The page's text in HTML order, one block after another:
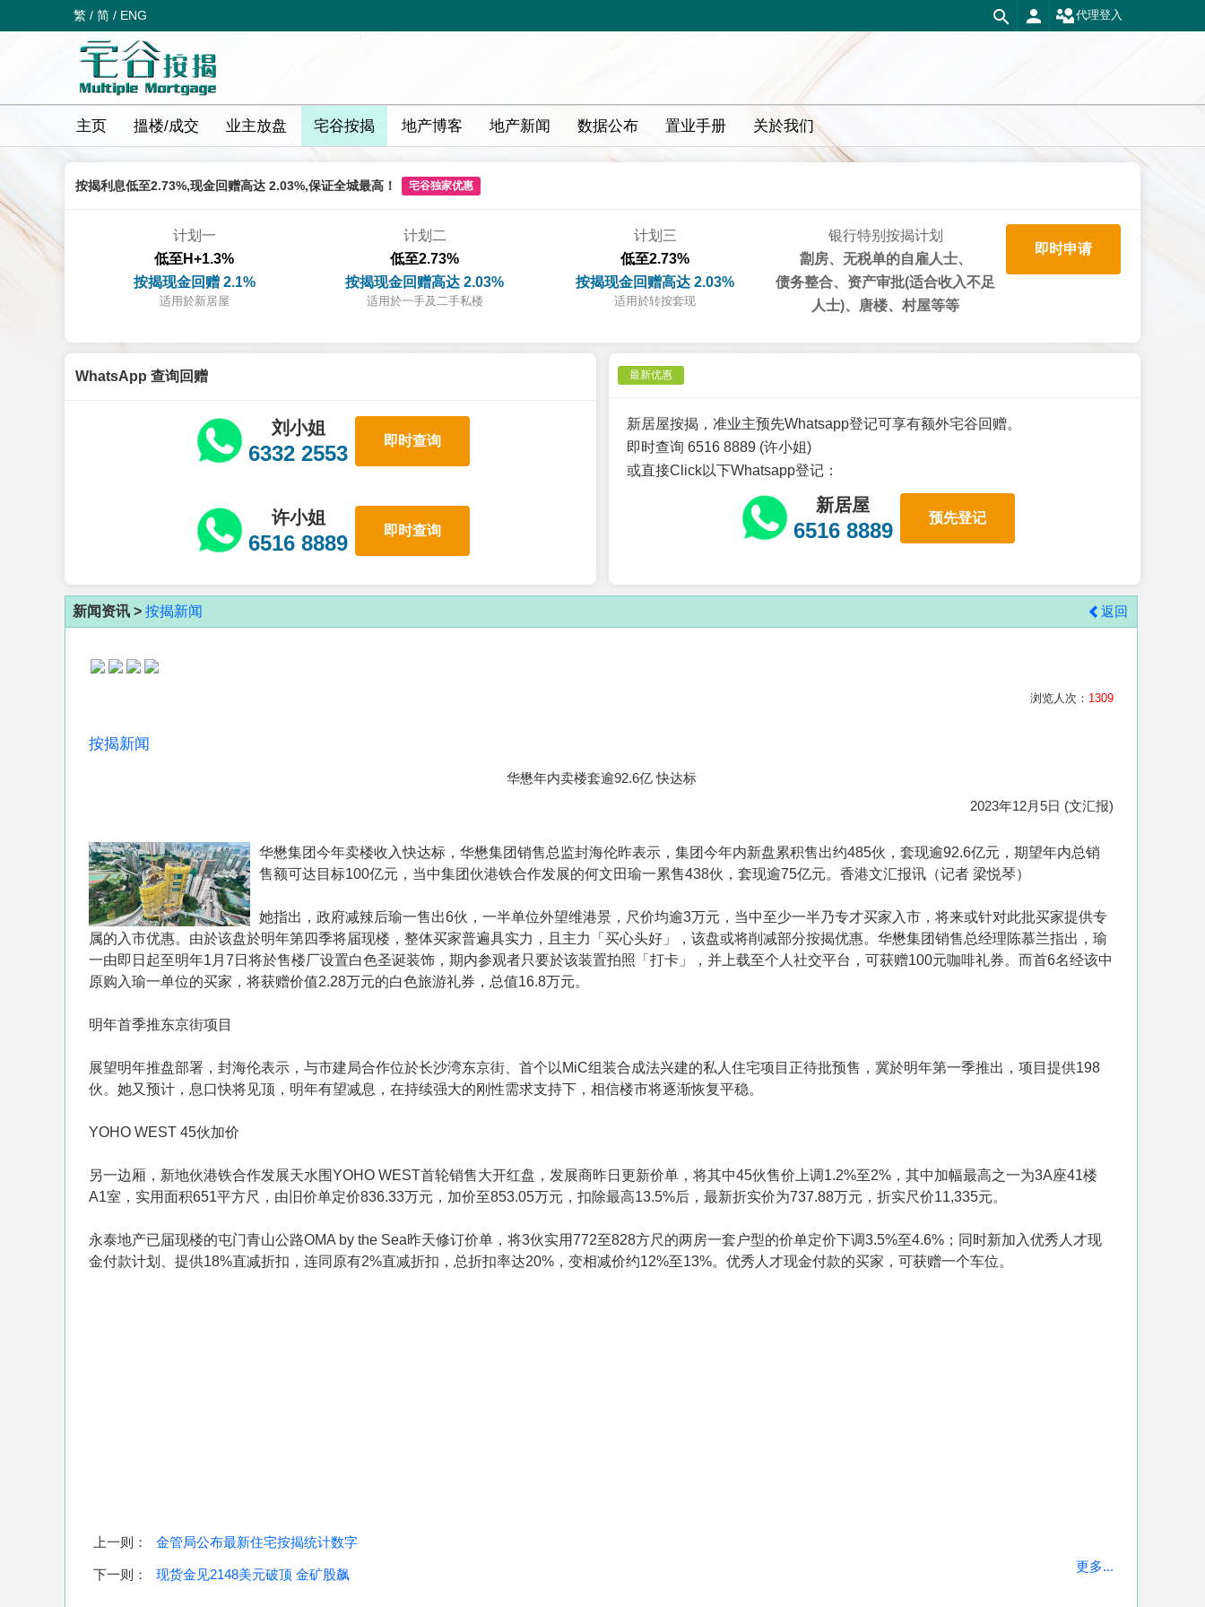
繁 / 简 / ENG 代理登入
主页 搵楼/成交 业主放盘 宅谷按揭 地产博客 地产新闻 数据公布 置业手册 关於我们
按揭利息低至2.73%,现金回赠高达 2.03%,保证全城最高！ 宅谷独家优惠
计划一
低至H+1.3%
按揭现金回赠 2.1%
适用於新居屋
计划二
低至2.73%
按揭现金回赠高达 2.03%
适用於一手及二手私楼
计划三
低至2.73%
按揭现金回赠高达 2.03%
适用於转按套现
银行特别按揭计划
劏房、无税单的自雇人士、
债务整合、资产审批(适合收入不足
人士)、唐楼、村屋等等
即时申请
WhatsApp 查询回赠
刘小姐
6332 2553
即时查询
许小姐
6516 8889
即时查询
最新优惠
新居屋按揭，准业主预先Whatsapp登记可享有额外宅谷回赠。
即时查询 6516 8889 (许小姐)
或直接Click以下Whatsapp登记：
新居屋
6516 8889
预先登记
新闻资讯 > 按揭新闻 返回
浏览人次： 1309
按揭新闻
华懋年内卖楼套逾92.6亿 快达标
2023年12月5日 (文汇报)
华懋集团今年卖楼收入快达标，华懋集团销售总监封海伦昨表示，集团今年内新盘累积售出约485伙，套现逾92.6亿元，期望年内总销
售额可达目标100亿元，当中集团伙港铁合作发展的何文田瑜一累售438伙，套现逾75亿元。香港文汇报讯（记者 梁悦琴）
她指出，政府减辣后瑜一售出6伙，一半单位外望维港景，尺价均逾3万元，当中至少一半乃专才买家入市，将来或针对此批买家提供专
属的入市优惠。由於该盘於明年第四季将届现楼，整体买家普遍具实力，且主力「买心头好」，该盘或将削减部分按揭优惠。华懋集团销售总经理陈慕兰指出，瑜
一由即日起至明年1月7日将於售楼厂设置白色圣诞装饰，期内参观者只要於该装置拍照「打卡」，并上载至个人社交平台，可获赠100元咖啡礼券。而首6名经该中
原购入瑜一单位的买家，将获赠价值2.28万元的白色旅游礼券，总值16.8万元。
明年首季推东京街项目
展望明年推盘部署，封海伦表示，与市建局合作位於长沙湾东京街、首个以MiC组装合成法兴建的私人住宅项目正待批预售，冀於明年第一季推出，项目提供198
伙。她又预计，息口快将见顶，明年有望减息，在持续强大的刚性需求支持下，相信楼市将逐渐恢复平稳。
YOHO WEST 45伙加价
另一边厢，新地伙港铁合作发展天水围YOHO WEST首轮销售大开红盘，发展商昨日更新价单，将其中45伙售价上调1.2%至2%，其中加幅最高之一为3A座41楼
A1室，实用面积651平方尺，由旧价单定价836.33万元，加价至853.05万元，扣除最高13.5%后，最新折实价为737.88万元，折实尺价11,335元。
永泰地产已届现楼的屯门青山公路OMA by the Sea昨天修订价单，将3伙实用772至828方尺的两房一套户型的价单定价下调3.5%至4.6%；同时新加入优秀人才现
金付款计划、提供18%直减折扣，连同原有2%直减折扣，总折扣率达20%，变相减价约12%至13%。优秀人才现金付款的买家，可获赠一个车位。
上一则： 金管局公布最新住宅按揭统计数字
下一则： 现货金见2148美元破顶 金矿股飙
更多...